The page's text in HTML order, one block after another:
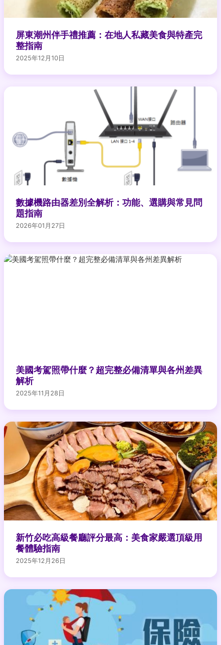
屏東潮州伴手禮推薦：在地人私藏美食與特產完
整指南
2025年12月10日
數據機路由器差別全解析：功能、選購與常見問
題指南
2026年01月27日
美國考駕照帶什麼？超完整必備清單與各州差異
解析
2025年11月28日
新竹必吃高級餐廳評分最高：美食家嚴選頂級用
餐體驗指南
2025年12月26日